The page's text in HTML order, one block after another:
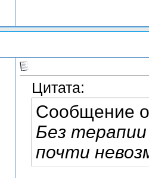
Цитата:
Сообщение
Без
почти